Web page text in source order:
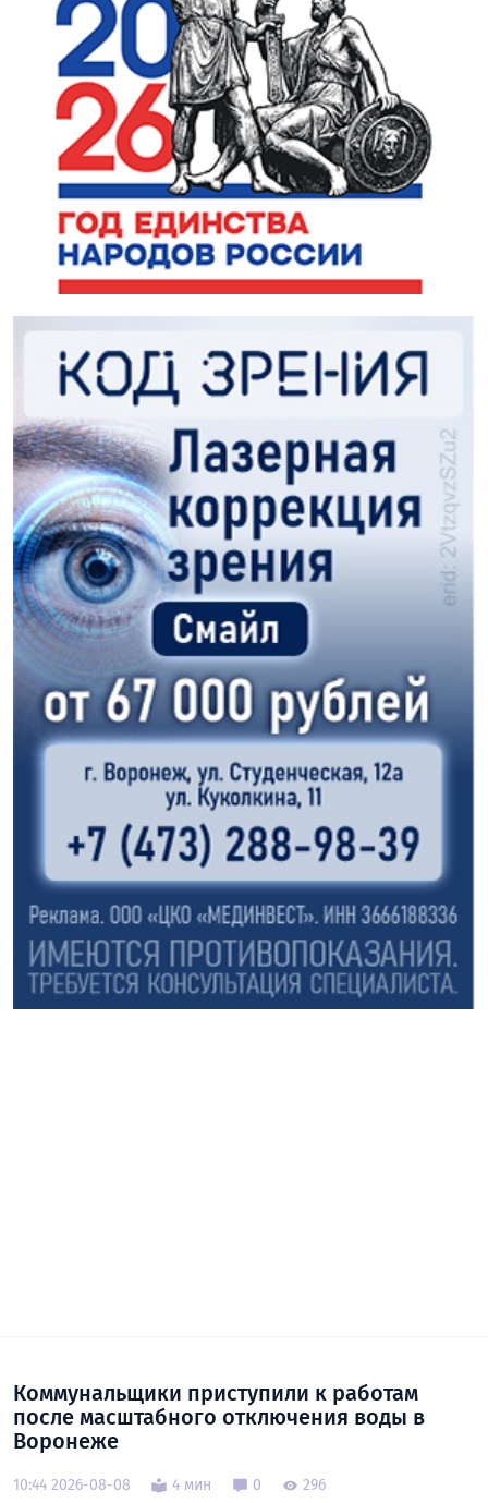
Коммунальщики приступили к работам
после масштабного отключения воды в
Воронеже
10:44 2026-08-08 4 мин 0 296